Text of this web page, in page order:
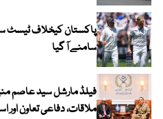
سامنے آ گیا
فیلڈ مارشل سید عاصم
ملاقات، دفاعی تعاون اور